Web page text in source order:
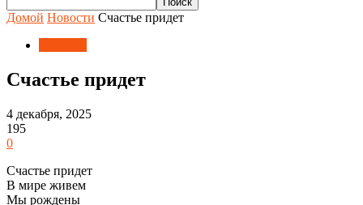
Домой Новости Счастье придет
Счастье придет
4 декабря, 2025
195
0
Счастье придет
В мире живем
Мы рождены